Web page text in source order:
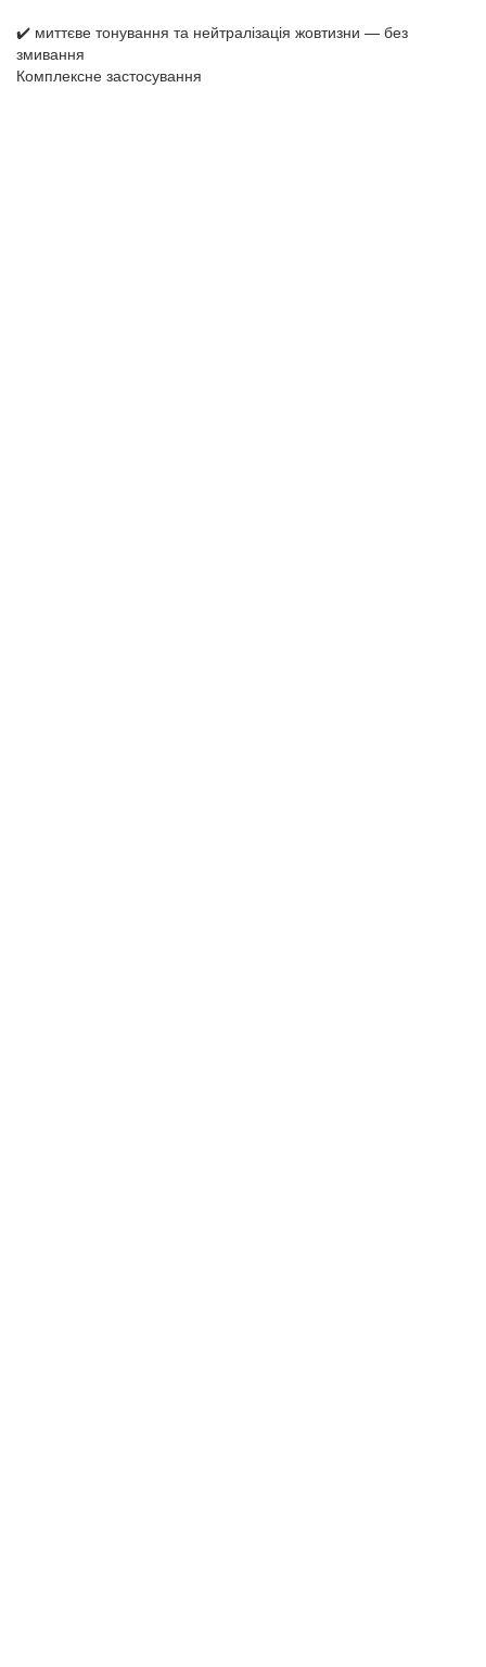
✔️ миттєве тонування та нейтралізація жовтизни — без
змивання
Комплексне застосування